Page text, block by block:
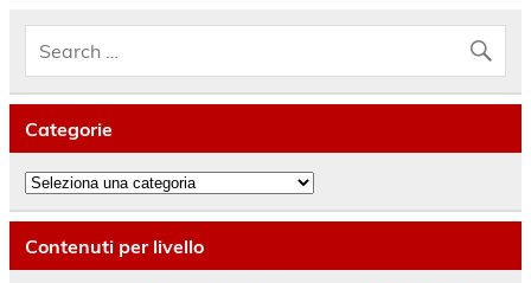
Categorie
Categorie
Contenuti per livello